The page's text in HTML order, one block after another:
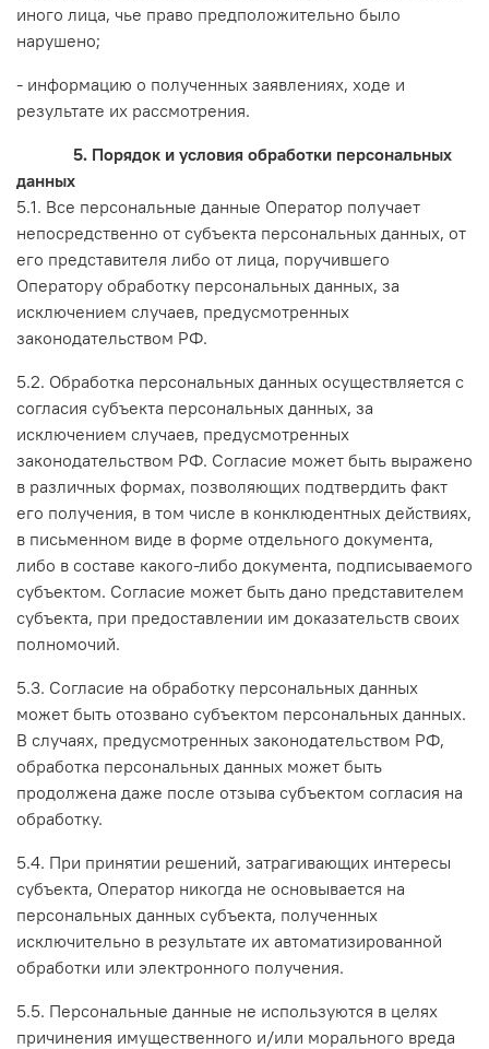
иного лица, чье право предположительно было
нарушено;
- информацию о полученных заявлениях, ходе и
результате их рассмотрения.
5. Порядок и условия обработки персональных
данных
5.1. Все персональные данные Оператор получает
непосредственно от субъекта персональных данных, от
его представителя либо от лица, поручившего
Оператору обработку персональных данных, за
исключением случаев, предусмотренных
законодательством РФ.
5.2. Обработка персональных данных осуществляется с
согласия субъекта персональных данных, за
исключением случаев, предусмотренных
законодательством РФ. Согласие может быть выражено
в различных формах, позволяющих подтвердить факт
его получения, в том числе в конклюдентных действиях,
в письменном виде в форме отдельного документа,
либо в составе какого-либо документа, подписываемого
субъектом. Согласие может быть дано представителем
субъекта, при предоставлении им доказательств своих
полномочий.
5.3. Согласие на обработку персональных данных
может быть отозвано субъектом персональных данных.
В случаях, предусмотренных законодательством РФ,
обработка персональных данных может быть
продолжена даже после отзыва субъектом согласия на
обработку.
5.4. При принятии решений, затрагивающих интересы
субъекта, Оператор никогда не основывается на
персональных данных субъекта, полученных
исключительно в результате их автоматизированной
обработки или электронного получения.
5.5. Персональные данные не используются в целях
причинения имущественного и/или морального вреда